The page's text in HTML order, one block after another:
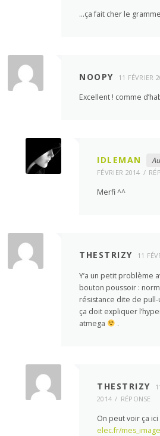
…ça fait cher le gramme
NOOPY 11 FÉVRIER
Excellent ! comme
IDLEMAN
FÉVRIER 2014
Merfi ^^
THESTRIZY 11
Y’a un petit problème
bouton poussoir :
résistance dite de pull-
ça doit expliquer
atmega
.
THESTRIZY
2014
RÉPONSE
On peut voir ça
elec.fr/